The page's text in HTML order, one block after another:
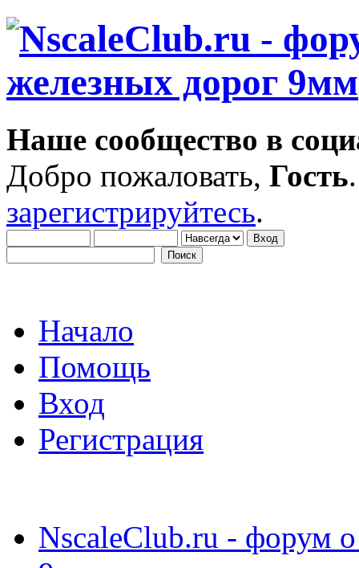
Наше сообщество в
Добро пожаловать, Гость
зарегистрируйтесь.
Начало
Помощь
Вход
Регистрация
NscaleClub.ru - форум